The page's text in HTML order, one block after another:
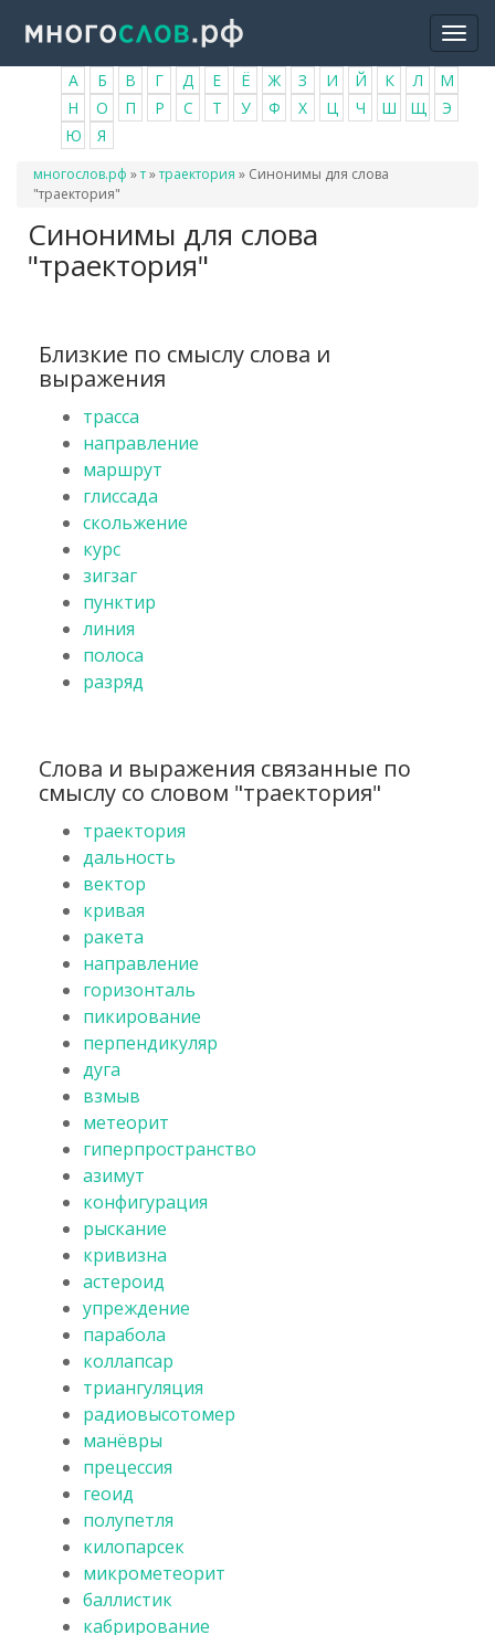
основному
содержанию
А Б В Г Д Е Ё Ж З И Й К Л
М
Н
О П Р С Т У Ф Х Ц Ч Ш Щ
Э
Ю
Я
Вы
здесь
многослов.рф »т»траектория » Синонимы для слова
"траектория"
Синонимы для слова
"траектория"
Близкие по смыслу слова и
выражения
трасса
направление
маршрут
глиссада
скольжение
курс
зигзаг
пунктир
линия
полоса
разряд
Слова и выражения связанные по
смыслу со словом "траектория"
траектория
дальность
вектор
кривая
ракета
направление
горизонталь
пикирование
перпендикуляр
дуга
взмыв
метеорит
гиперпространство
азимут
конфигурация
рыскание
кривизна
астероид
упреждение
парабола
коллапсар
триангуляция
радиовысотомер
манёвры
прецессия
геоид
полупетля
килопарсек
микрометеорит
баллистик
кабрирование